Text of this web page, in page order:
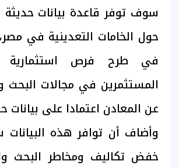
سوف توفر قاعدة بيانات حديثة
حول الخامات التعدينية في
في طرح فرص استثمارية
المستثمرين في مجالات
عن المعادن اعتمادا على بيانات
وأضاف أن توافر هذه
خفض تكاليف ومخاطر البحث